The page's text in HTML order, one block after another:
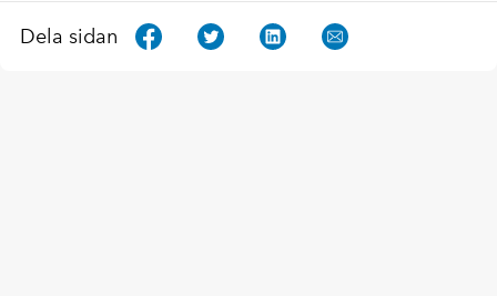
Dela sidan